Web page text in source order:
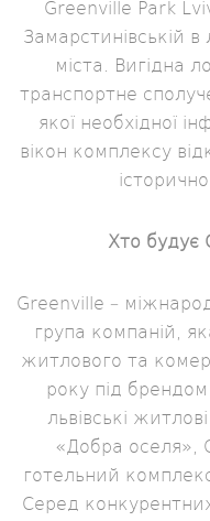
Greenville Park
Замарстинівській
міста. Вигідна
транспортне
якої необхідної
вікон комплексу
Хто будує
Greenville –
група компаній,
житлового та
року під
львівські
«Добра оселя»,
готельний
Серед